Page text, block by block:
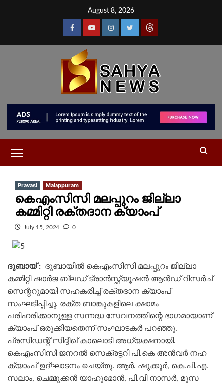
August 8, 2026
Pravasi Malappuram
കെഎംസിസി മലപ്പുറം ജില്ലാ
കമ്മിറ്റി രക്തദാന ക്യാംപ്
July 15, 2024 0
ദുബായ് : ദുബായിൽ കെഎംസിസി മലപ്പുറം ജില്ലാ
കമ്മിറ്റി ഷാർജ ബ്ലഡ് ട്രാൻസ്ഫ്യൂഷൻ ആൻഡ് റിസർച്
സെന്ററുമായി സഹകരിച്ച് രക്തദാന ക്യാംപ്
സംഘടിപ്പിച്ചു. രക്ത ബാങ്കുകളിലെ ക്ഷാമം
പരിഹരിക്കാനുള്ള സന്നദ്ധ സേവനത്തിന്റെ ഭാഗമായാണ്
ക്യാംപ് ഒരുക്കിയതെന്ന് സംഘാടകർ പറഞ്ഞു.
പ്രസിഡന്റ് സിദ്ദീഖ് കാലൊടി അധ്യക്ഷനായി.
കെഎംസിസി ജനറൽ സെക്രട്ടറി പി.കെ അൻവർ നഹ
ക്യാംപ് ഉദ്ഘാടനം ചെയ്തു. ആർ. ഷുക്കൂർ, കെ.പി.എ.
സലാം, ചെമ്മുക്കൻ യാഹുമോൻ, പി.വി നാസർ, മൂസ